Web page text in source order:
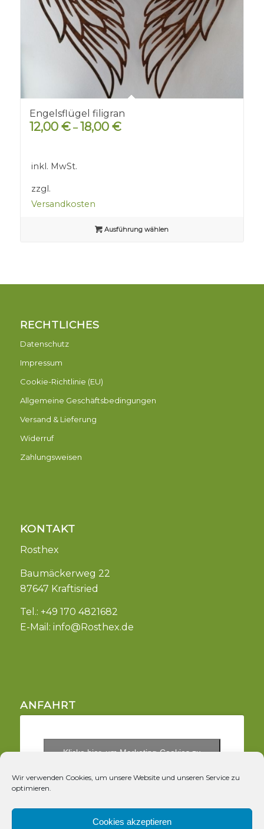
Wir verwenden Cookies, um unsere Website und unseren Service zu
optimieren.
Cookies akzeptieren
Engelsflügel filigran
12,00 €–18,00 €
inkl. MwSt.
zzgl.
Versandkosten
Ausführung wählen
RECHTLICHES
Datenschutz
Impressum
Cookie-Richtlinie (EU)
Allgemeine Geschäftsbedingungen
Versand & Lieferung
Widerruf
Zahlungsweisen
KONTAKT
Rosthex
Baumäckerweg 22
87647 Kraftisried
Tel.: +49 170 4821682
E-Mail: info@Rosthex.de
ANFAHRT
Klicke hier, um Marketing-Cookies zu